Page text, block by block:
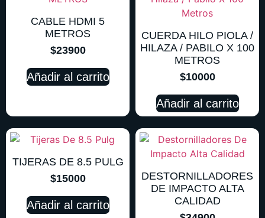
CABLE HDMI 5
METROS
$23900
Añadir al carrito
CUERDA HILO PIOLA /
HILAZA / PABILO X 100
METROS
$10000
Añadir al carrito
TIJERAS DE 8.5 PULG
$15000
Añadir al carrito
DESTORNILLADORES
DE IMPACTO ALTA
CALIDAD